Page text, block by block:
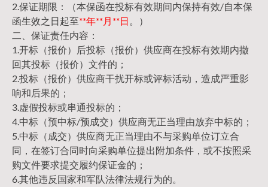
2.保证期限：（本保函在投标有效期间内保持有效/自本保
函生效之日起至**年**月**日 。）
二、保证责任内容：
1.开标（报价）后投标（报价）供应商在投标有效期内撤
回其投标（报价）文件的；
2.投标（报价）供应商干扰开标或评标活动，造成严重影
响和后果的；
3.虚假投标或串通投标的；
4.中标（预中标/预成交）供应商无正当理由放弃中标的；
5.中标（成交）供应商无正当理由不与采购单位订立合
同，在签订合同时向采购单位提出附加条件，或不按照采
购文件要求提交履约保证金的；
6.其他违反国家和军队法律法规行为的。